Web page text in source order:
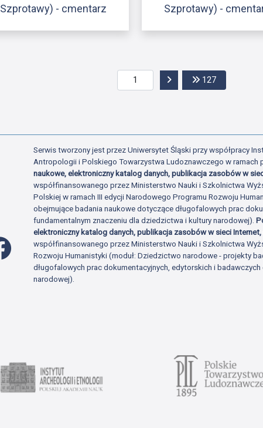
Szprotawy) - cmentarz
Szprotawy) -
Przejdź do następnej
127Przejdź do
Profil Facebook
Serwis tworzony jest przez Uniwersytet Śląski przy współpracy
Antropologii i Polskiego Towarzystwa Ludoznawczego w ramach
naukowe, elektroniczny katalog danych, publikacja zasobów w
współfinansowanego przez Ministerstwo Nauki i Szkolnictwa
Polskiej w ramach III edycji Narodowego Programu Rozwoju
obejmujące badania naukowe dotyczące długofalowych prac
fundamentalnym znaczeniu dla dziedzictwa i kultury narodowej).
elektroniczny katalog danych, publikacja zasobów w sieci Internet,
współfinansowanego przez Ministerstwo Nauki i Szkolnictwa
Rozwoju Humanistyki (moduł: Dziedzictwo narodowe - projekty
długofalowych prac dokumentacyjnych, edytorskich i
narodowej).